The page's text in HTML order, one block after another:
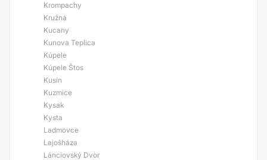
Krompachy
Kružná
Kucany
Kunova Teplica
Kúpele
Kúpele Štos
Kusín
Kuzmice
Kysak
Kysta
Ladmovce
Lajošháza
Lánciovský Dvor